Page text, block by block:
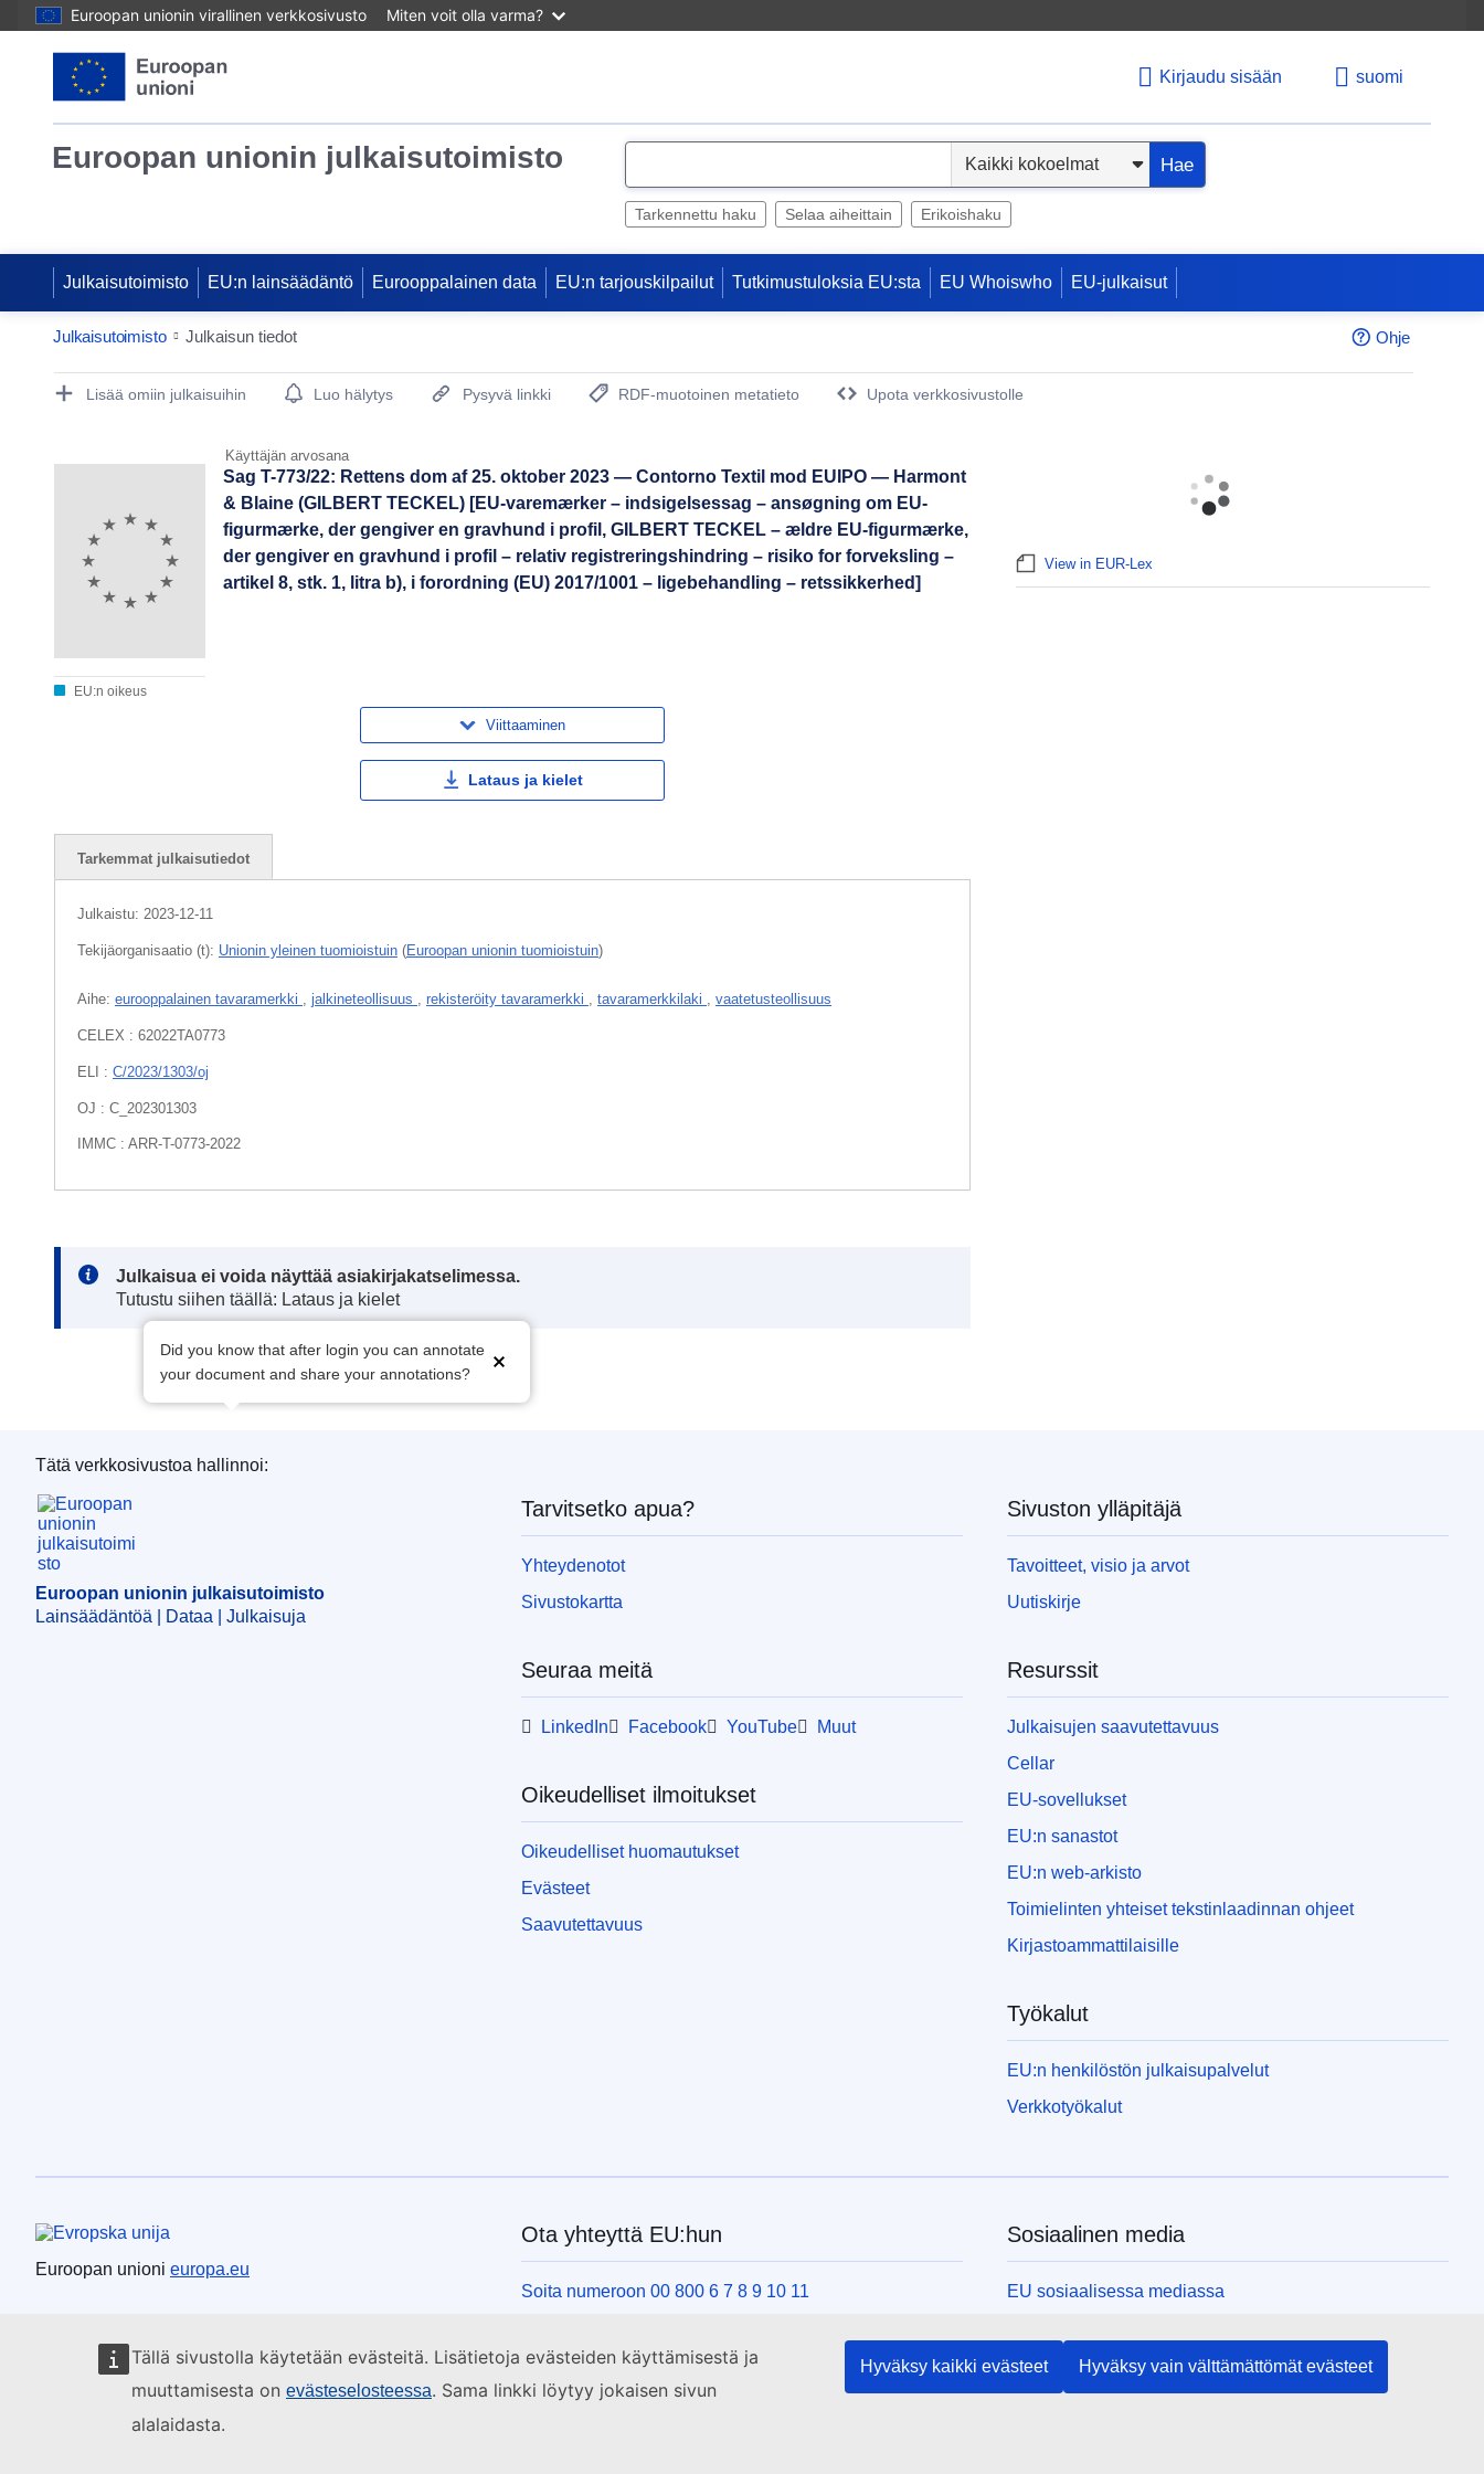
Euroopan unionin virallinen verkkosivusto Miten voit olla varma?
Tällä sivustolla käytetään evästeitä. Lisätietoja evästeiden käyttämisestä ja
muuttamisesta on evästeselosteessa. Sama linkki löytyy jokaisen sivun
alalaidasta.
Hyväksy kaikki evästeet Hyväksy vain välttämättömät evästeet
Kirjaudu sisään suomi
Euroopan unionin julkaisutoimisto
e
Hae
Tarkennettu haku Selaa aiheittain Erikoishaku
Julkaisutoimisto EU:n lainsäädäntö Eurooppalainen data EU:n tarjouskilpailut Tutkimustuloksia EU:sta EU Whoiswho EU-julkaisut
Julkaisutoimisto Julkaisun tiedot Ohje
Publication Detail Actions Portlet
Lisää omiin julkaisuihin Luo hälytys Pysyvä linkki
RDF-muotoinen metatieto
Upota verkkosivustolle
Käyttäjän arvosana
EU:n oikeus
Sag T-773/22: Rettens dom af 25. oktober 2023 — Contorno Textil mod EUIPO — Harmont
& Blaine (GILBERT TECKEL) [EU-varemærker – indsigelsessag – ansøgning om EU-
figurmærke, der gengiver en gravhund i profil, GILBERT TECKEL – ældre EU-figurmærke,
der gengiver en gravhund i profil – relativ registreringshindring – risiko for forveksling –
artikel 8, stk. 1, litra b), i forordning (EU) 2017/1001 – ligebehandling – retssikkerhed]
Viittaaminen
Lataus ja kielet
Tarkemmat julkaisutiedot
Julkaistu: 2023-12-11
Tekijäorganisaatio (t): Unionin yleinen tuomioistuin (Euroopan unionin tuomioistuin)
Aihe: eurooppalainen tavaramerkki , jalkineteollisuus , rekisteröity tavaramerkki , tavaramerkkilaki , vaatetusteollisuus
CELEX : 62022TA0773
ELI : C/2023/1303/oj
OJ : C_202301303
IMMC : ARR-T-0773-2022
Note:
Julkaisua ei voida näyttää asiakirjakatselimessa.
Tutustu siihen täällä: Lataus ja kielet
Did you know that after login you can annotate
your document and share your annotations?
View in EUR-Lex
Euroopan unionin julkaisutoimisto
Tätä verkkosivustoa hallinnoi:
Euroopan unionin julkaisutoimisto
Lainsäädäntöä | Dataa | Julkaisuja
Tarvitsetko apua?
Yhteydenotot
Sivustokartta
Seuraa meitä
LinkedIn Facebook YouTube Muut
Oikeudelliset ilmoitukset
Oikeudelliset huomautukset
Evästeet
Saavutettavuus
Sivuston ylläpitäjä
Tavoitteet, visio ja arvot
Uutiskirje
Resurssit
Julkaisujen saavutettavuus
Cellar
EU-sovellukset
EU:n sanastot
EU:n web-arkisto
Toimielinten yhteiset tekstinlaadinnan ohjeet
Kirjastoammattilaisille
Työkalut
EU:n henkilöstön julkaisupalvelut
Verkkotyökalut
Euroopan unioni
Euroopan unioni europa.eu
Ota yhteyttä EU:hun
Soita numeroon 00 800 6 7 8 9 10 11
Lähetä viesti yhteydenottolomakkeella
Käy EU:n tiedotuspisteessä
Sosiaalinen media
EU sosiaalisessa mediassa
EU:n toimielimet ja muut elimet